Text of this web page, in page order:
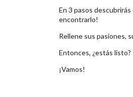
En 3 pasos
encontrarlo!
Rellene sus pasiones,
Entonces, ¿estás listo?
¡Vamos!